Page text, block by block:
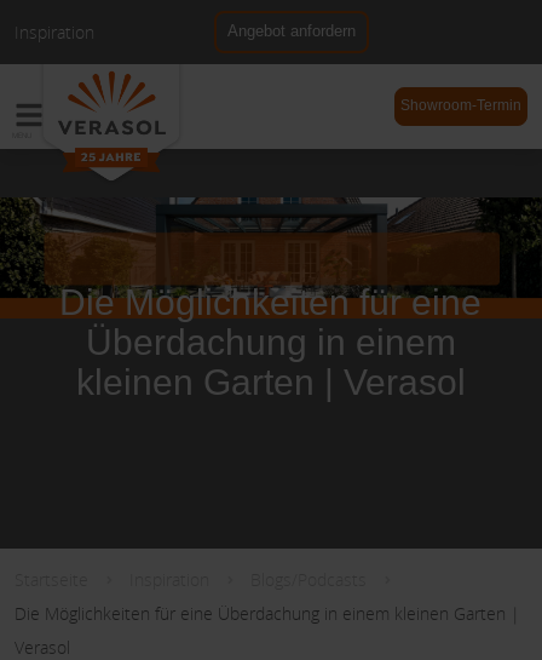
Inspiration Angebot anfordern
DE
Showroom-Termin
Die Möglichkeiten für eine
Überdachung in einem
kleinen Garten | Verasol
Die Möglichkeiten für eine Überdachung in einem kleinen Garten |
Verasol